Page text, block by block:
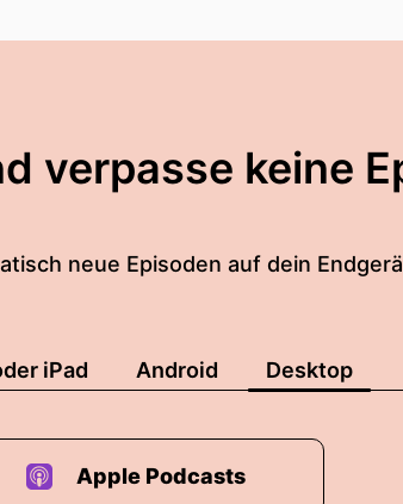
verpasse keine
neue Episoden auf dein
iPad Android Desktop
Apple Podcasts